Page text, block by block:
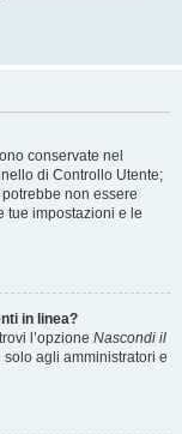
conservate nel
di Controllo Utente;
non essere
tue impostazioni e le
in linea?
l’opzione Nascondi il
agli amministratori e